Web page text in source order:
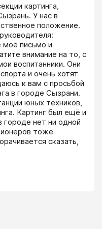
картинга,
У нас в
положение.
моё письмо и
внимание на то, с
воспитанники. Они
и очень хотят
к вам с просьбой
в городе Сызрани.
юных техников,
Картинг был ещё и
городе нет ни одной
тоже
сказать,